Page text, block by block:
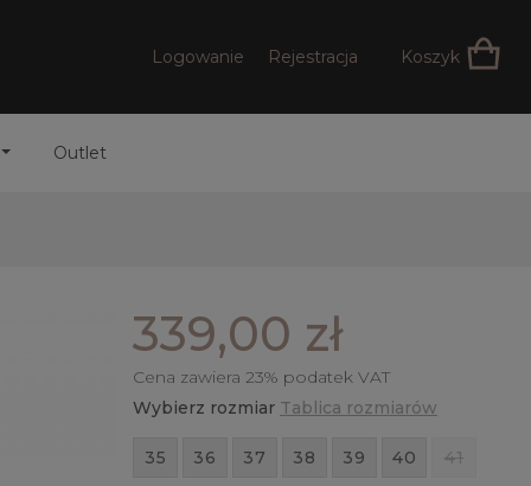
Logowanie Rejestracja Koszyk
Outlet
339,00 zł
Cena zawiera 23% podatek VAT
Wybierz rozmiar Tablica rozmiarów
35 36 37 38 39 40 41